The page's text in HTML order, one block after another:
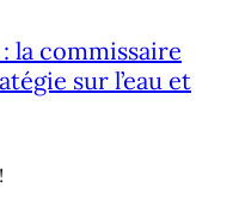
la commissaire
sur l’eau et